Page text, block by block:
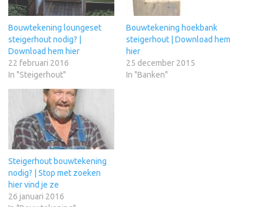
Bouwtekening loungeset
steigerhout nodig? |
Download hem hier
22 februari 2016
In "Steigerhout"
Bouwtekening hoekbank
steigerhout | Download hem
hier
25 december 2015
In "Banken"
Steigerhout bouwtekening
nodig? | Stop met zoeken
hier vind je ze
26 januari 2016